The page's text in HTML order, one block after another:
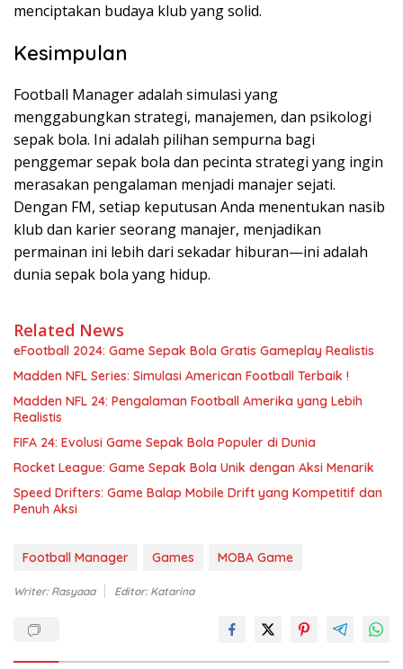
menciptakan budaya klub yang solid.
Kesimpulan
Football Manager adalah simulasi yang
menggabungkan strategi, manajemen, dan psikologi
sepak bola. Ini adalah pilihan sempurna bagi
penggemar sepak bola dan pecinta strategi yang ingin
merasakan pengalaman menjadi manajer sejati.
Dengan FM, setiap keputusan Anda menentukan nasib
klub dan karier seorang manajer, menjadikan
permainan ini lebih dari sekadar hiburan—ini adalah
dunia sepak bola yang hidup.
Related News
eFootball 2024: Game Sepak Bola Gratis Gameplay Realistis
Madden NFL Series: Simulasi American Football Terbaik !
Madden NFL 24: Pengalaman Football Amerika yang Lebih
Realistis
FIFA 24: Evolusi Game Sepak Bola Populer di Dunia
Rocket League: Game Sepak Bola Unik dengan Aksi Menarik
Speed Drifters: Game Balap Mobile Drift yang Kompetitif dan
Penuh Aksi
Football Manager Games MOBA Game
Writer: Rasyaaa Editor: Katarina